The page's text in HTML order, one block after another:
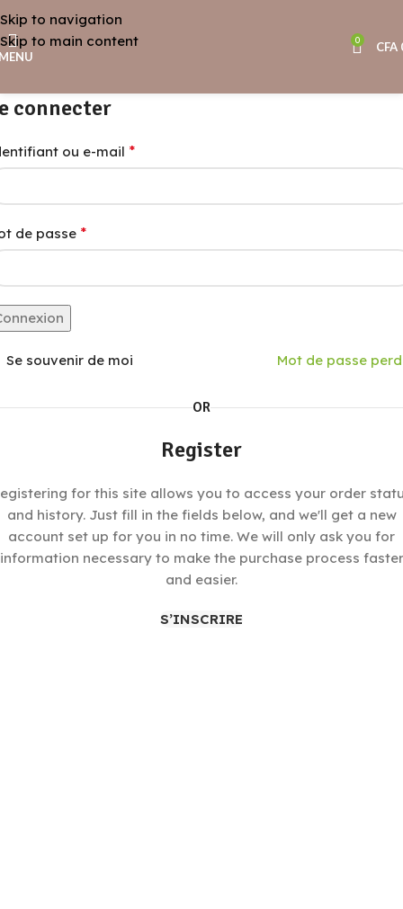
Skip to navigation
Skip to main content
0 CFA
connecter
ou e-mail *
de passe *
Mot de passe
Se souvenir de moi
OR
Register
for this site allows you to access your order
and history. Just fill in the fields below, and we'll get a new
account set up for you in no time. We will only ask you for
information necessary to make the purchase process faster
and easier.
S’INSCRIRE